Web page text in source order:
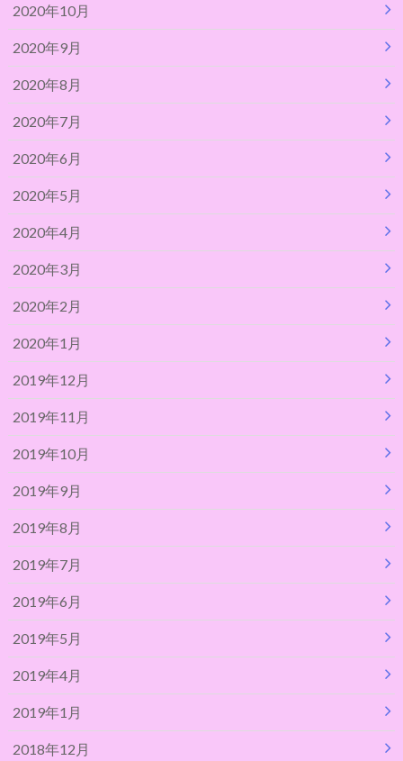
2020年10月
2020年9月
2020年8月
2020年7月
2020年6月
2020年5月
2020年4月
2020年3月
2020年2月
2020年1月
2019年12月
2019年11月
2019年10月
2019年9月
2019年8月
2019年7月
2019年6月
2019年5月
2019年4月
2019年1月
2018年12月